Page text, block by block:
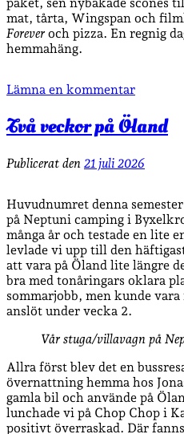
paket, sen nybakade scones
mat, tårta, Wingspan och
Foreveroch pizza. En regnig
hemmahäng.
Lämna en kommentar
Två veckor på Öland
Publicerat den 21 juli 2026
Huvudnumret denna
på Neptuni camping i
många år och testade en lite
levlade vi upp till den
att vara på Öland lite längre
bra med tonåringars oklara
sommarjobb, men kunde
anslöt under vecka 2.
Vår stuga/villavagn på
Allra först blev det en
övernattning hemma hos
gamla bil och använde på
lunchade vi på Chop Chop i
positivt överraskad. Där